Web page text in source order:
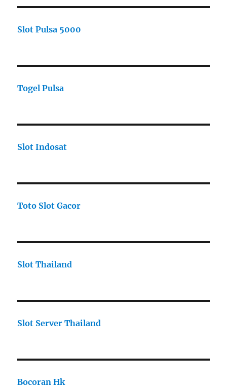
Slot Pulsa 5000
Togel Pulsa
Slot Indosat
Toto Slot Gacor
Slot Thailand
Slot Server Thailand
Bocoran Hk